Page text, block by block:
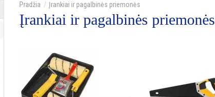
Įrankiai ir pagalbinės priemonės
Įrankiai ir pagalbinės priemonės